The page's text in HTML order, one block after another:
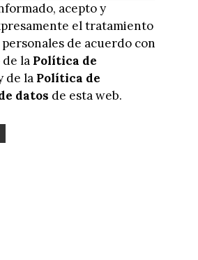
acepto y
el tratamiento
de acuerdo con
la Política de
de la Política de
datos de esta web.